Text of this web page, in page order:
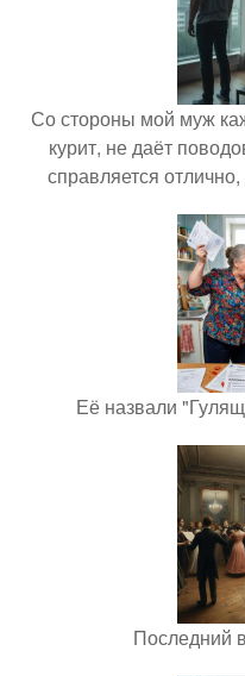
Со стороны мой муж
курит, не даёт
справляется
Её назвали
Последний